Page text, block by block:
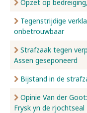
Opzet op
Tegenstrijdige
onbetrouwbaar
Strafzaak tegen
Assen geseponeerd
Bijstand in de
Opinie Van der
Frysk yn de rjochtseal